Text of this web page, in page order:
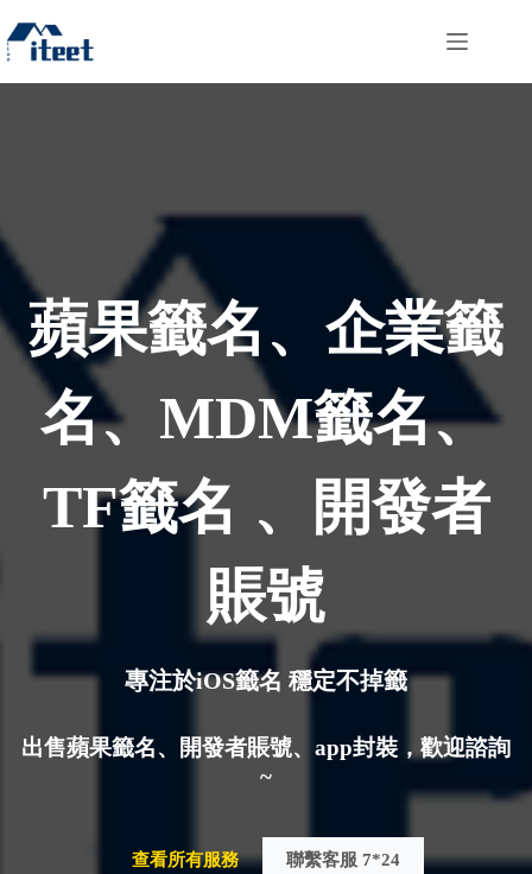
過
內
容
蘋果籤名、企業籤
名、MDM籤名、
TF籤名 、開發者
賬號
專注於iOS籤名 穩定不掉籤
出售蘋果籤名、開發者賬號、app封裝，歡迎諮詢
~
查看所有服務 聯繫客服 7*24